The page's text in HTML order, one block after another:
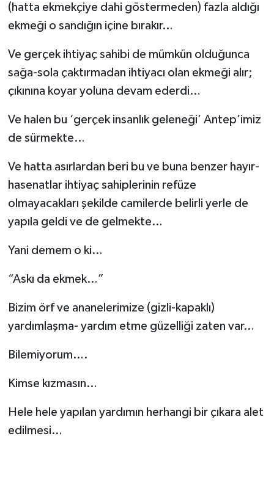
(hatta ekmekçiye dahi göstermeden) fazla aldığı
ekmeği o sandığın içine bırakır…
Ve gerçek ihtiyaç sahibi de mümkün olduğunca
sağa-sola çaktırmadan ihtiyacı olan ekmeği alır;
çıkınına koyar yoluna devam ederdi…
Ve halen bu ‘gerçek insanlık geleneği’ Antep’imiz
de sürmekte…
Ve hatta asırlardan beri bu ve buna benzer hayır-
hasenatlar ihtiyaç sahiplerinin refüze
olmayacakları şekilde camilerde belirli yerle de
yapıla geldi ve de gelmekte…
Yani demem o ki…
“Askı da ekmek…”
Bizim örf ve ananelerimize (gizli-kapaklı)
yardımlaşma- yardım etme güzelliği zaten var…
Bilemiyorum….
Kimse kızmasın…
Hele hele yapılan yardımın herhangi bir çıkara alet
edilmesi…